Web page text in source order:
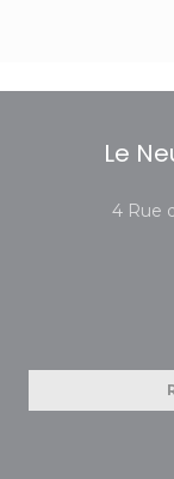
Le
4 Rue